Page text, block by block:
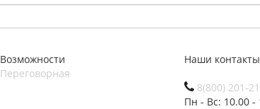
Возможности
Переговорная
Наши контакты
8(800) 201-
Пн - Вс: 10.00 -